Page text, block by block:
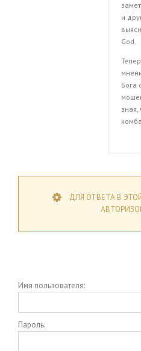
и
God.
Бога
ДЛЯ ОТВЕТА В
Имя пользователя:
Пароль: